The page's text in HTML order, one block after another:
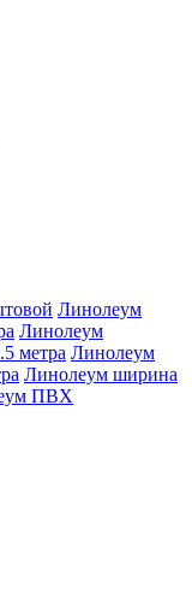
Линолеум
Линолеум
метра Линолеум
Линолеум ширина
ПВХ